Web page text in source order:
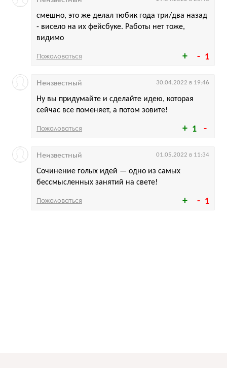
1
смешно, это же делал тюбик года три/два назад
- висело на их фейсбуке. Работы нет тоже,
видимо
Пожаловаться
1
Ну вы придумайте и сделайте идею, которая
сейчас все поменяет, а потом зовите!
Неизвестный 30.04.2022 в 19:46
Пожаловаться
1
Сочинение голых идей — одно из самых
бессмысленных занятий на свете!
Неизвестный 01.05.2022 в 11:34
Пожаловаться